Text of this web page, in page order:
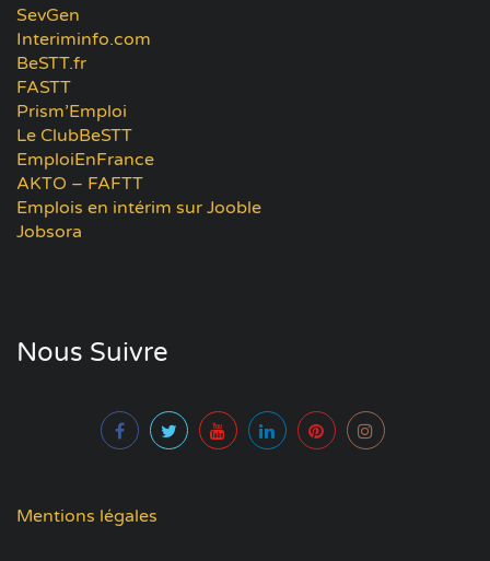
SevGen
Interiminfo.com
BeSTT.fr
FASTT
Prism’Emploi
Le ClubBeSTT
EmploiEnFrance
AKTO – FAFTT
Emplois en intérim sur Jooble
Jobsora
Nous Suivre
Mentions légales